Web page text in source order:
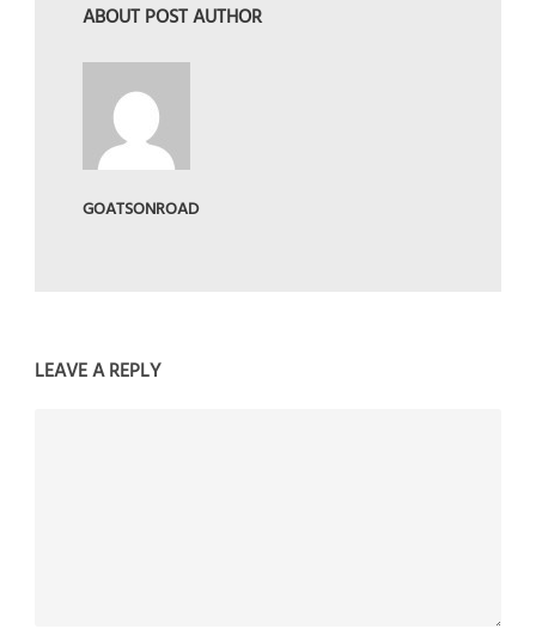
ABOUT POST AUTHOR
GOATSONROAD
LEAVE A REPLY